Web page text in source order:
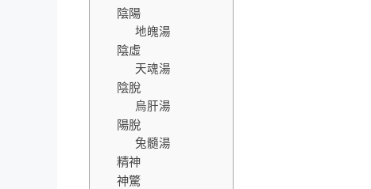
陰陽
地魄湯
陰虛
天魂湯
陰脫
烏肝湯
陽脫
兔髓湯
精神
神驚